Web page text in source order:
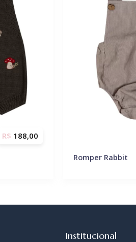
R$ 188,00
Romper Rabbit
Institucional